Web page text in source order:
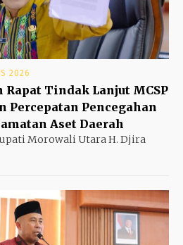
2026
Tindak Lanjut MCSP
Percepatan Pencegahan
Aset Daerah
Morowali Utara H. Djira